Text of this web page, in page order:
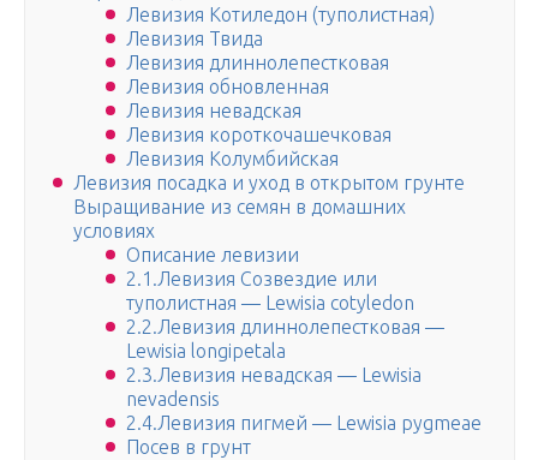
Левизия Котиледон (туполистная)
Левизия Твида
Левизия длиннолепестковая
Левизия обновленная
Левизия невадская
Левизия короткочашечковая
Левизия Колумбийская
Левизия посадка и уход в открытом грунте
Выращивание из семян в домашних
условиях
Описание левизии
2.1.Левизия Созвездие или
туполистная — Lewisia cotyledon
2.2.Левизия длиннолепестковая —
Lewisia longipetala
2.3.Левизия невадская — Lewisia
nevadensis
2.4.Левизия пигмей — Lewisia pygmeae
Посев в грунт